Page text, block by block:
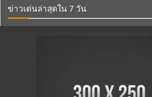
ข่าวเด่นล่าสุดใน 7 วัน